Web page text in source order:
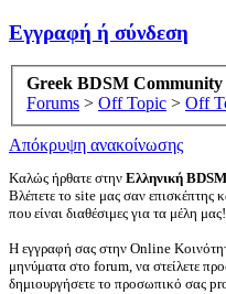
Εγγραφή ή σύνδεση
Greek BDSM Community
Forums > Off Topic > Off
Απόκρυψη ανακοίνωσης
Καλώς ήρθατε στην Ελληνική
Βλέπετε το site μας σαν επισκέπτης
που είναι διαθέσιμες για τα μέλη μας!
Η εγγραφή σας στην Online
μηνύματα στο forum, να στείλετε
δημιουργήσετε το προσωπικό σας